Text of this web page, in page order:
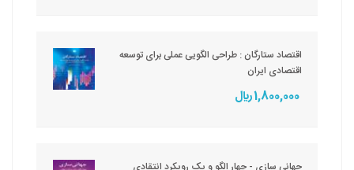
اقتصاد ستارگان : طراحی الگویی عملی برای توسعه
اقتصادی ایران
1,800,000 ريال
جهانی سازی - چهار الگو و یک رویکرد انتقادی